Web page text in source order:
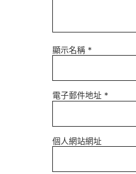
顯示名稱 *
電子郵件地址 *
個人網站網址